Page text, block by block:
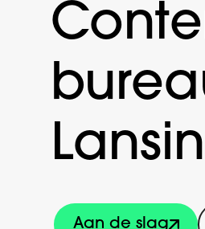
Aan de slag